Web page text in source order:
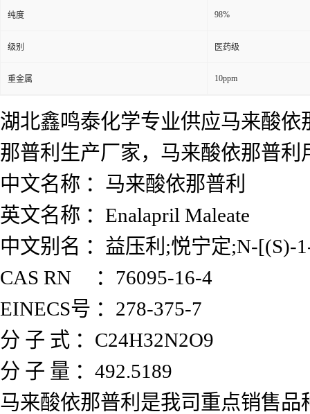
纯度 98%
级别 医药级
重金属 10ppm
湖北鑫鸣泰化学专业供应马来酸
那普利生产厂家，马来酸依那普
中文名称 ：马来酸依那普利
英文名称 ：Enalapril Maleate
中文别名 ：益压利;悦宁定;N-
CAS RN ：76095-16-4
EINECS号 ：278-375-7
分 子 式 ：C24H32N2O9
分 子 量 ：492.5189
马来酸依那普利是我司重点销售